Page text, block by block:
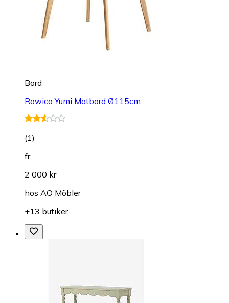
Bord
Rowico Yumi Matbord Ø115cm
(1)
fr.
2 000 kr
hos AO Möbler
+13 butiker